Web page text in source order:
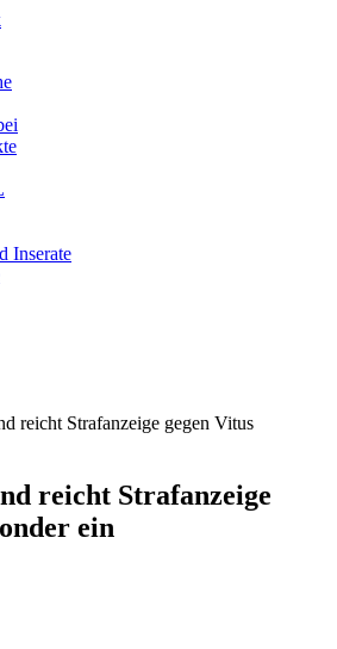
Inserate
reicht Strafanzeige
ein